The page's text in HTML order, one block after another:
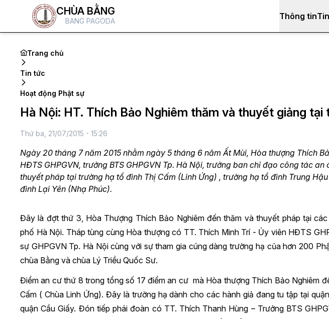
CHÙA BẰNG
BANG PAGODA Thông tin
Trang chủ
Tin tức
Hoạt động Phật sự
Hà Nội: HT. Thích Bảo Nghiêm thăm và thuyết giảng
Thứ ba, 21/07/2015 - 15:26
Ngày 20 tháng 7 năm 2015 nhằm ngày 5 tháng 6 năm Ất Mùi, Hòa thượng Thích
HĐTS GHPGVN, trưởng BTS GHPGVN Tp. Hà Nội, trưởng ban chỉ đạo công tác
thuyết pháp tại trường hạ tổ đình Thị Cấm (Linh Ứng) , trường hạ tổ đình Trung
đình Lại Yên (Nhạ Phúc).
Đây là đợt thứ 3, Hòa Thượng Thích Bảo Nghiêm đến thăm và thuyết pháp tại
phố Hà Nội. Tháp tùng cùng Hòa thượng có TT. Thích Minh Trí - Ủy viên HĐTS
sự GHPGVN Tp. Hà Nội cùng với sự tham gia cúng dàng trường hạ của hơn 200
chùa Bằng và chùa Lý Triều Quốc Sư.
Điểm an cư thứ 8 trong tổng số 17 điểm an cư mà Hòa thượng Thích Bảo Nghiêm
Cấm ( Chùa Linh Ứng). Đây là trường hạ dành cho các hành giả đang tu tập tại
quận Cầu Giấy. Đón tiếp phái đoàn có TT. Thích Thanh Hùng – Trưởng BTS